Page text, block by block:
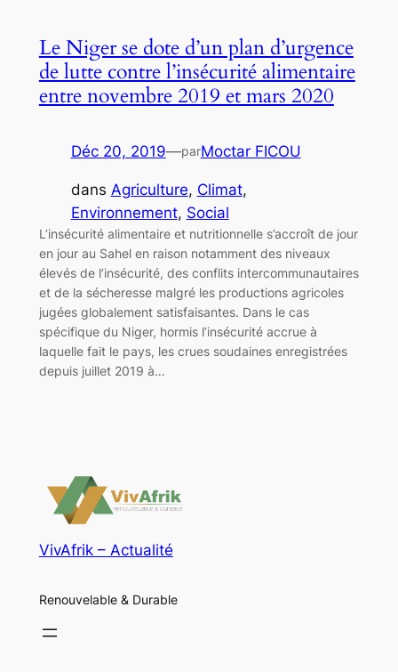
Le Niger se dote d’un plan d’urgence
de lutte contre l’insécurité alimentaire
entre novembre 2019 et mars 2020
Déc 20, 2019—parMoctar FICOU
dans Agriculture, Climat
Environnement, Social
L’insécurité alimentaire et nutritionnelle s’accroît de jour
en jour au Sahel en raison notamment des niveaux
élevés de l’insécurité, des conflits intercommunautaires
et de la sécheresse malgré les productions agricoles
jugées globalement satisfaisantes. Dans le cas
spécifique du Niger, hormis l’insécurité accrue à
laquelle fait le pays, les crues soudaines enregistrées
depuis juillet 2019 à…
VivAfrik – Actualité
Renouvelable & Durable